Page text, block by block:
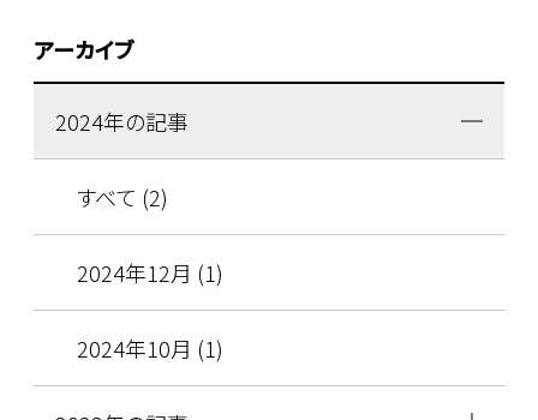
アーカイブ
2024年の記事
すべて (2)
2024年12月 (1)
2024年10月 (1)